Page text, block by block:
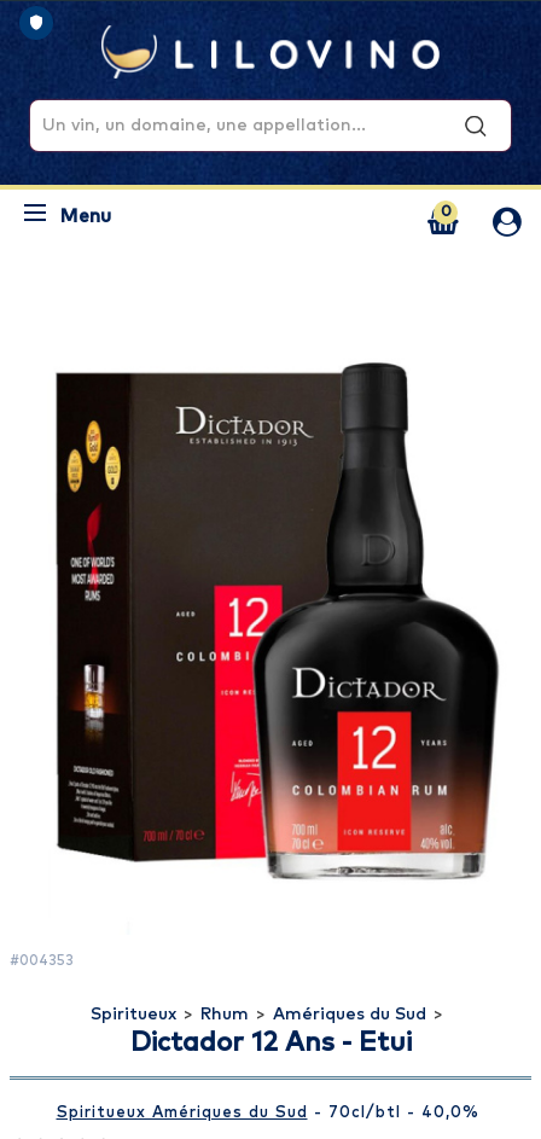
0
Menu
#004353
Spiritueux > Rhum > Amériques du Sud >
Dictador 12 Ans - Etui
Spiritueux Amériques du Sud - 70cl /btl - 40,0%